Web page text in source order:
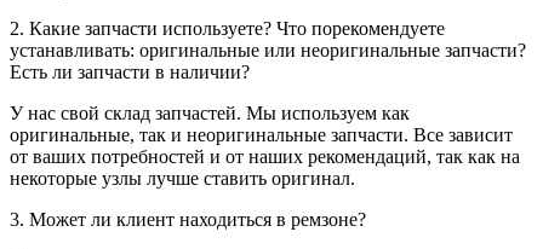
2. Какие запчасти используете? Что порекомендуете
устанавливать: оригинальные или неоригинальные запчасти?
Есть ли запчасти в наличии?
У нас свой склад запчастей. Мы используем как
оригинальные, так и неоригинальные запчасти. Все зависит
от ваших потребностей и от наших рекомендаций, так как на
некоторые узлы лучше ставить оригинал.
3. Может ли клиент находиться в ремзоне?